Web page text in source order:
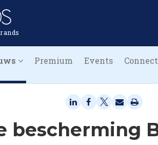
Premium Events Connect
bescherming